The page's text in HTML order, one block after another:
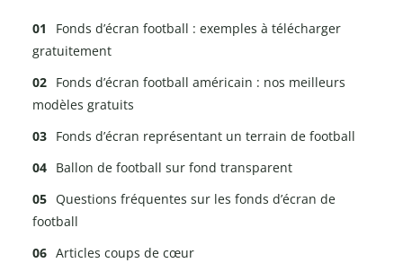
Fonds d’écran football : exemples à télécharger
gratuitement
Fonds d’écran football américain : nos meilleurs
modèles gratuits
Fonds d’écran représentant un terrain de football
Ballon de football sur fond transparent
Questions fréquentes sur les fonds d’écran de
football
Articles coups de cœur